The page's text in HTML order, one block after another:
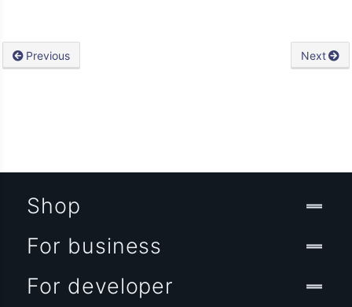
Previous Next
Shop
For business
For developer